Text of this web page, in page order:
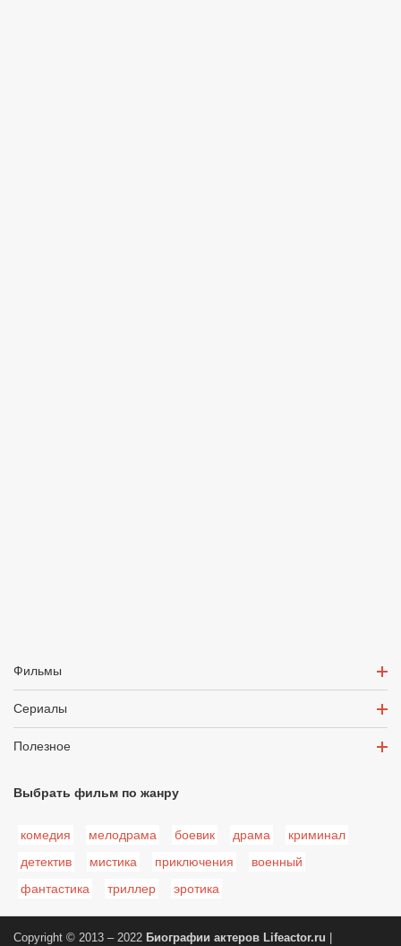
Фильмы
Сериалы
Полезное
Выбрать фильм по жанру
комедия мелодрама боевик драма
криминал
детектив
мистика приключения
военный
фантастика
триллер эротика
Copyright © 2013 – 2022 Биографии актеров Lifeactor.ru